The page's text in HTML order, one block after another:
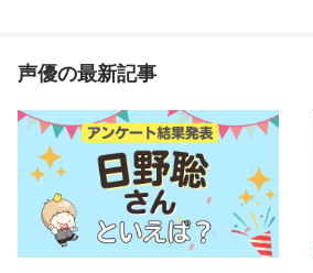
声優の最新記事